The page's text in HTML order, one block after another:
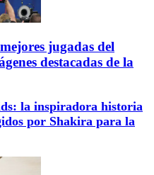
jugadas del
destacadas de la
la inspiradora historia
por Shakira para la